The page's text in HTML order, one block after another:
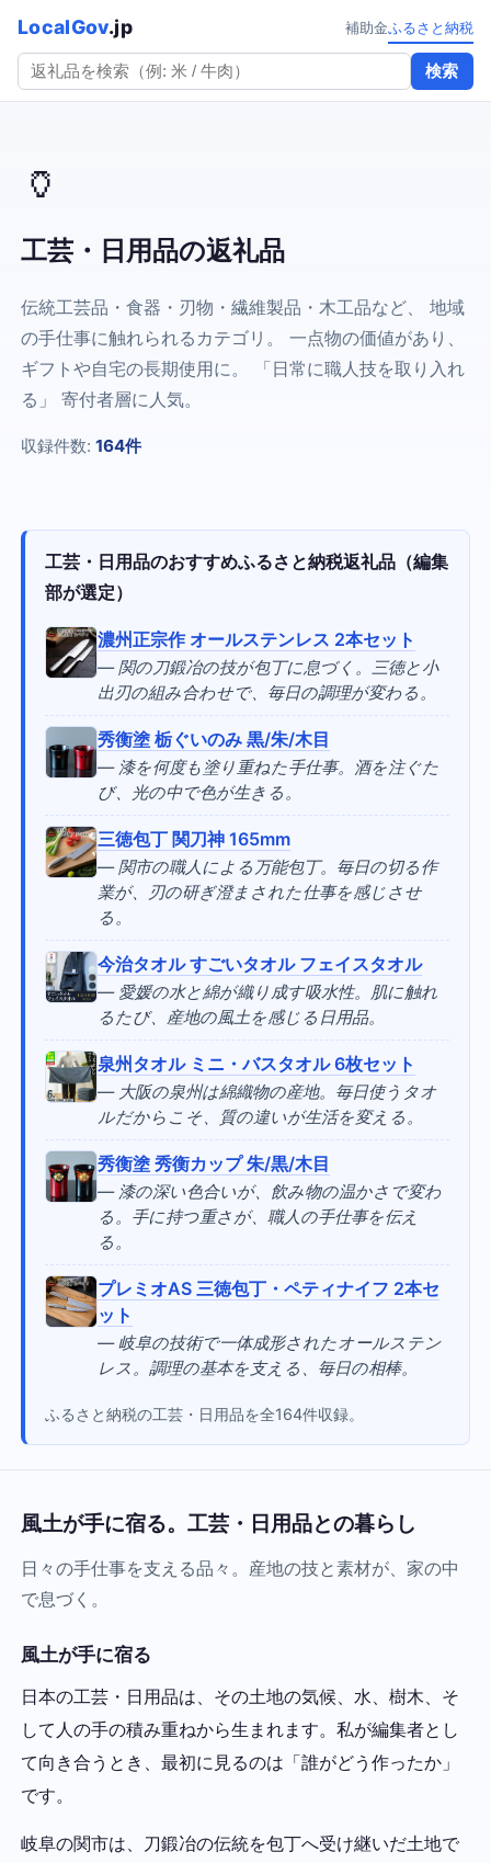
LocalGov.jp
検索
補助金ふるさと納税
🏺
工芸・日用品の返礼品
伝統工芸品・食器・刃物・繊維製品・木工品など、 地域
の手仕事に触れられるカテゴリ。 一点物の価値があり、
ギフトや自宅の長期使用に。 「日常に職人技を取り入れ
る」 寄付者層に人気。
収録件数:164件
工芸・日用品のおすすめふるさと納税返礼品（編集
部が選定）
濃州正宗作 オールステンレス 2本セット
— 関の刀鍛冶の技が包丁に息づく。三徳と小
出刃の組み合わせで、毎日の調理が変わる。
秀衡塗 栃ぐいのみ 黒/朱/木目
— 漆を何度も塗り重ねた手仕事。酒を注ぐた
び、光の中で色が生きる。
三徳包丁 関刀神 165mm
— 関市の職人による万能包丁。毎日の切る作
業が、刃の研ぎ澄まされた仕事を感じさせ
る。
今治タオル すごいタオル フェイスタオル
— 愛媛の水と綿が織り成す吸水性。肌に触れ
るたび、産地の風土を感じる日用品。
泉州タオル ミニ・バスタオル 6枚セット
— 大阪の泉州は綿織物の産地。毎日使うタオ
ルだからこそ、質の違いが生活を変える。
秀衡塗 秀衡カップ 朱/黒/木目
— 漆の深い色合いが、飲み物の温かさで変わ
る。手に持つ重さが、職人の手仕事を伝え
る。
プレミオAS 三徳包丁・ペティナイフ 2本セ
ット
— 岐阜の技術で一体成形されたオールステン
レス。調理の基本を支える、毎日の相棒。
ふるさと納税の工芸・日用品を全164件収録。
風土が手に宿る。工芸・日用品との暮らし
日々の手仕事を支える品々。産地の技と素材が、家の中
で息づく。
風土が手に宿る
日本の工芸・日用品は、その土地の気候、水、樹木、そ
して人の手の積み重ねから生まれます。私が編集者とし
て向き合うとき、最初に見るのは「誰がどう作ったか」
です。
岐阜の関市は、刀鍛冶の伝統を包丁へ受け継いだ土地で